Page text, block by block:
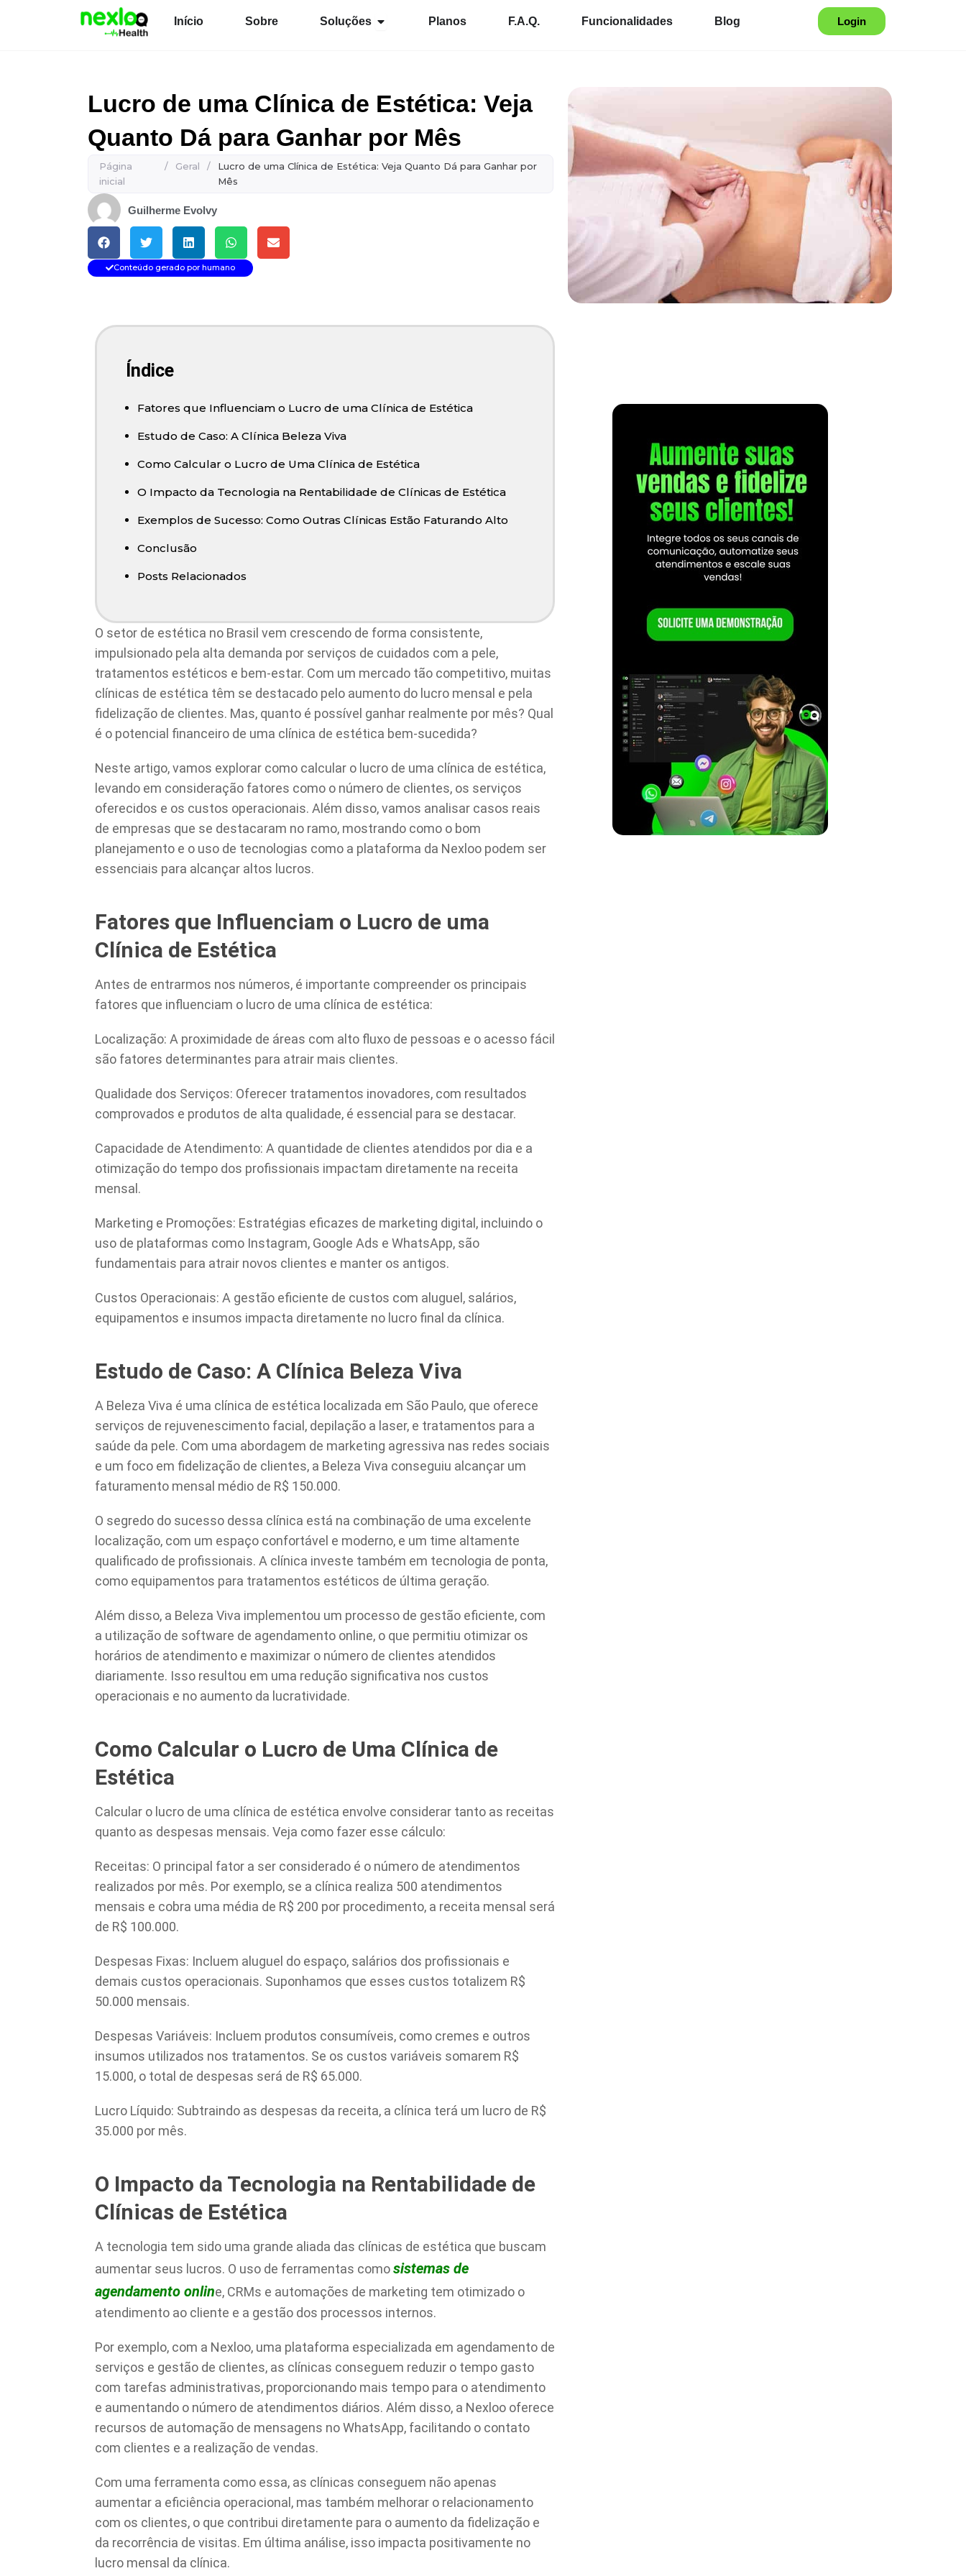
Início Sobre Soluções Abrir Soluções
Planos F.A.Q. Funcionalidades Blog Login
Lucro de uma Clínica de Estética: Veja
Quanto Dá para Ganhar por Mês
Página
inicial
/ Geral /
Lucro de uma Clínica de Estética: Veja Quanto Dá para Ganhar por
Mês
Guilherme Evolvy
Conteúdo gerado por humano
Índice
Fatores que Influenciam o Lucro de uma Clínica de Estética
Estudo de Caso: A Clínica Beleza Viva
Como Calcular o Lucro de Uma Clínica de Estética
O Impacto da Tecnologia na Rentabilidade de Clínicas de Estética
Exemplos de Sucesso: Como Outras Clínicas Estão Faturando Alto
Conclusão
Posts Relacionados
O setor de estética no Brasil vem crescendo de forma consistente,
impulsionado pela alta demanda por serviços de cuidados com a pele,
tratamentos estéticos e bem-estar. Com um mercado tão competitivo, muitas
clínicas de estética têm se destacado pelo aumento do lucro mensal e pela
fidelização de clientes. Mas, quanto é possível ganhar realmente por mês? Qual
é o potencial financeiro de uma clínica de estética bem-sucedida?
Neste artigo, vamos explorar como calcular o lucro de uma clínica de estética,
levando em consideração fatores como o número de clientes, os serviços
oferecidos e os custos operacionais. Além disso, vamos analisar casos reais
de empresas que se destacaram no ramo, mostrando como o bom
planejamento e o uso de tecnologias como a plataforma da Nexloo podem ser
essenciais para alcançar altos lucros.
Fatores que Influenciam o Lucro de uma
Clínica de Estética
Antes de entrarmos nos números, é importante compreender os principais
fatores que influenciam o lucro de uma clínica de estética:
Localização: A proximidade de áreas com alto fluxo de pessoas e o acesso fácil
são fatores determinantes para atrair mais clientes.
Qualidade dos Serviços: Oferecer tratamentos inovadores, com resultados
comprovados e produtos de alta qualidade, é essencial para se destacar.
Capacidade de Atendimento: A quantidade de clientes atendidos por dia e a
otimização do tempo dos profissionais impactam diretamente na receita
mensal.
Marketing e Promoções: Estratégias eficazes de marketing digital, incluindo o
uso de plataformas como Instagram, Google Ads e WhatsApp, são
fundamentais para atrair novos clientes e manter os antigos.
Custos Operacionais: A gestão eficiente de custos com aluguel, salários,
equipamentos e insumos impacta diretamente no lucro final da clínica.
Estudo de Caso: A Clínica Beleza Viva
A Beleza Viva é uma clínica de estética localizada em São Paulo, que oferece
serviços de rejuvenescimento facial, depilação a laser, e tratamentos para a
saúde da pele. Com uma abordagem de marketing agressiva nas redes sociais
e um foco em fidelização de clientes, a Beleza Viva conseguiu alcançar um
faturamento mensal médio de R$ 150.000.
O segredo do sucesso dessa clínica está na combinação de uma excelente
localização, com um espaço confortável e moderno, e um time altamente
qualificado de profissionais. A clínica investe também em tecnologia de ponta,
como equipamentos para tratamentos estéticos de última geração.
Além disso, a Beleza Viva implementou um processo de gestão eficiente, com
a utilização de software de agendamento online, o que permitiu otimizar os
horários de atendimento e maximizar o número de clientes atendidos
diariamente. Isso resultou em uma redução significativa nos custos
operacionais e no aumento da lucratividade.
Como Calcular o Lucro de Uma Clínica de
Estética
Calcular o lucro de uma clínica de estética envolve considerar tanto as receitas
quanto as despesas mensais. Veja como fazer esse cálculo:
Receitas: O principal fator a ser considerado é o número de atendimentos
realizados por mês. Por exemplo, se a clínica realiza 500 atendimentos
mensais e cobra uma média de R$ 200 por procedimento, a receita mensal será
de R$ 100.000.
Despesas Fixas: Incluem aluguel do espaço, salários dos profissionais e
demais custos operacionais. Suponhamos que esses custos totalizem R$
50.000 mensais.
Despesas Variáveis: Incluem produtos consumíveis, como cremes e outros
insumos utilizados nos tratamentos. Se os custos variáveis somarem R$
15.000, o total de despesas será de R$ 65.000.
Lucro Líquido: Subtraindo as despesas da receita, a clínica terá um lucro de R$
35.000 por mês.
O Impacto da Tecnologia na Rentabilidade de
Clínicas de Estética
A tecnologia tem sido uma grande aliada das clínicas de estética que buscam
aumentar seus lucros. O uso de ferramentas comosistemas de
agendamento online, CRMs e automações de marketing tem otimizado o
atendimento ao cliente e a gestão dos processos internos.
Por exemplo, com a Nexloo, uma plataforma especializada em agendamento de
serviços e gestão de clientes, as clínicas conseguem reduzir o tempo gasto
com tarefas administrativas, proporcionando mais tempo para o atendimento
e aumentando o número de atendimentos diários. Além disso, a Nexloo oferece
recursos de automação de mensagens no WhatsApp, facilitando o contato
com clientes e a realização de vendas.
Com uma ferramenta como essa, as clínicas conseguem não apenas
aumentar a eficiência operacional, mas também melhorar o relacionamento
com os clientes, o que contribui diretamente para o aumento da fidelização e
da recorrência de visitas. Em última análise, isso impacta positivamente no
lucro mensal da clínica.